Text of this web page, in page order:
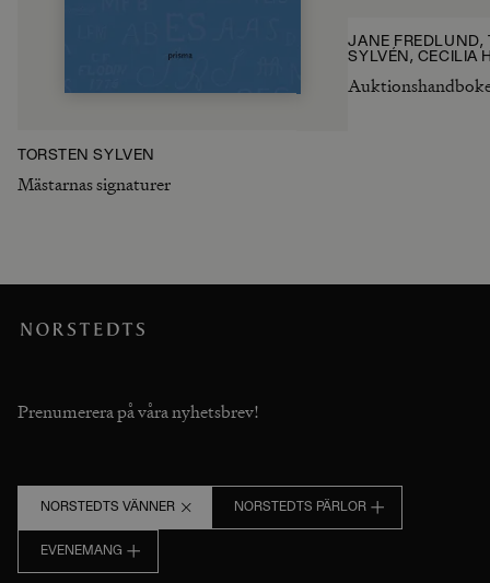
TORSTEN SYLVÉN
Mästarnas signaturer
JANE FREDLUND,
SYLVÉN, CECILIA
Prenumerera på våra nyhetsbrev!
NORSTEDTS VÄNNER NORSTEDTS PÄRLOR
EVENEMANG